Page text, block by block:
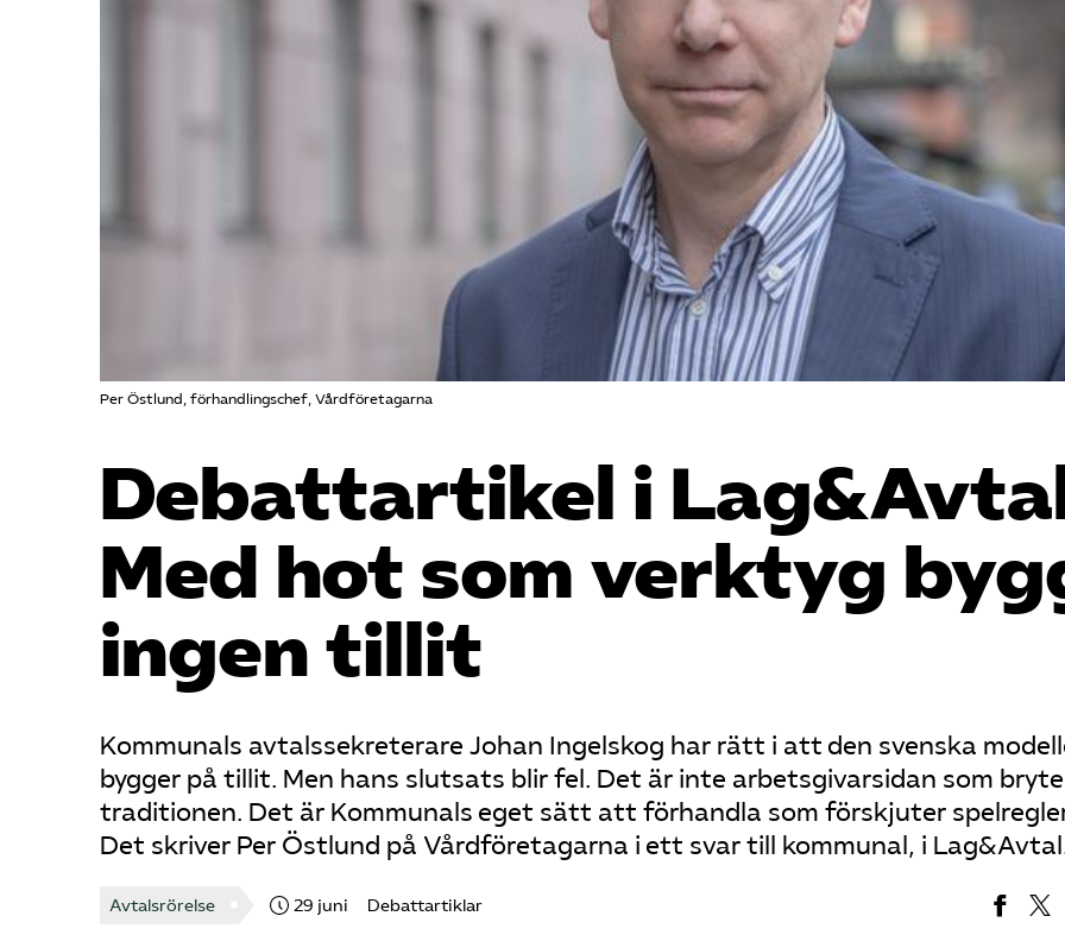
Per Östlund, förhandlingschef, Vårdföretagarna
Debattartikel i
Med hot som verktyg
ingen tillit
Kommunals avtalssekreterare Johan Ingelskog har rätt i att den svenska
bygger på tillit. Men hans slutsats blir fel. Det är inte arbetsgivarsidan som
traditionen. Det är Kommunals eget sätt att förhandla som förskjuter
Det skriver Per Östlund på Vårdföretagarna i ett svar till kommunal, i
Avtalsrörelse 29 juni Debattartiklar